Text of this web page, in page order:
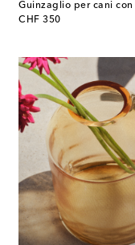
CHF 350
original price